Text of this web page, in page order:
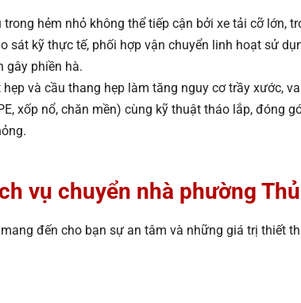
trong hẻm nhỏ không thể tiếp cận bởi xe tải cỡ lớn,
sát kỹ thực tế, phối hợp vận chuyển linh hoạt sử
gây phiền hà.
hẹp và cầu thang hẹp làm tăng nguy cơ trầy xước,
xốp nổ, chăn mền) cùng kỹ thuật tháo lắp, đóng
vụ chuyển nhà phường
đến cho bạn sự an tâm và những giá trị thiết